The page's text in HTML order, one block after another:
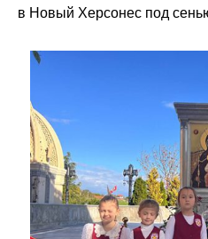
в Новый Херсонес под